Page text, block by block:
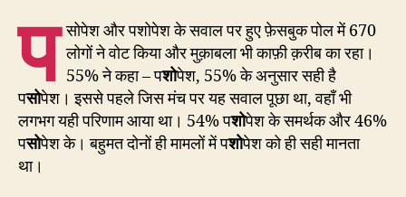
प सोपेश और पशोपेश के सवाल पर हुए फ़ेसबुक पोल में 670
लोगों ने वोट किया और मुक़ाबला भी काफ़ी क़रीब का रहा।
55% ने कहा – पशोपेश, 55% के अनुसार सही है
पसोपेश। इससे पहले जिस मंच पर यह सवाल पूछा था, वहाँ भी
लगभग यही परिणाम आया था। 54% पशोपेश के समर्थक और 46%
पसोपेश के। बहुमत दोनों ही मामलों में पशोपेश को ही सही मानता
था।